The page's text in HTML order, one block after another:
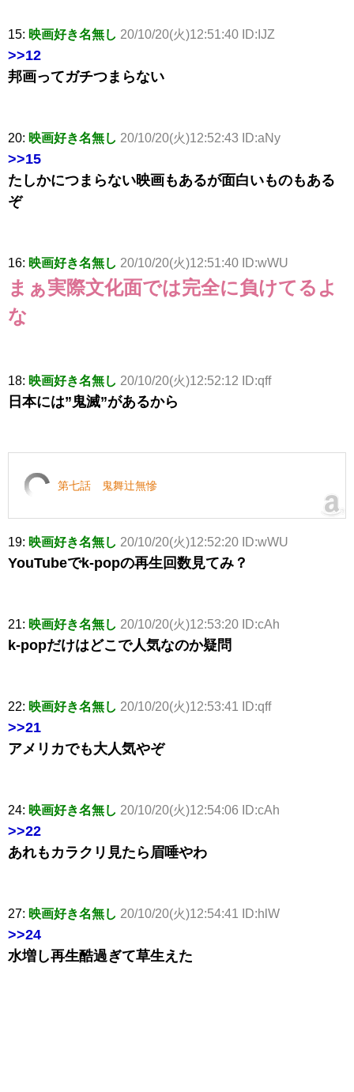
15: 映画好き名無し 20/10/20(火)12:51:40 ID:IJZ
>>12
邦画ってガチつまらない
20: 映画好き名無し 20/10/20(火)12:52:43 ID:aNy
>>15
たしかにつまらない映画もあるが面白いものもある
ぞ
16: 映画好き名無し 20/10/20(火)12:51:40 ID:wWU
まぁ実際文化面では完全に負けてるよ
な
18: 映画好き名無し 20/10/20(火)12:52:12 ID:qff
日本には”鬼滅”があるから
第七話 鬼舞辻無慘
19: 映画好き名無し 20/10/20(火)12:52:20 ID:wWU
YouTubeでk-popの再生回数見てみ？
21: 映画好き名無し 20/10/20(火)12:53:20 ID:cAh
k-popだけはどこで人気なのか疑問
22: 映画好き名無し 20/10/20(火)12:53:41 ID:qff
>>21
アメリカでも大人気やぞ
24: 映画好き名無し 20/10/20(火)12:54:06 ID:cAh
>>22
あれもカラクリ見たら眉唾やわ
27: 映画好き名無し 20/10/20(火)12:54:41 ID:hlW
>>24
水増し再生酷過ぎて草生えた